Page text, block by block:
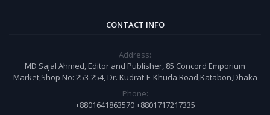
CONTACT INFO
Address:
MD Sajal Ahmed, Editor and Publisher, 85 Concord Emporium
Market,Shop No: 253-254, Dr. Kudrat-E-Khuda Road,Katabon,Dhaka
Phone:
+8801641863570 +8801717217335